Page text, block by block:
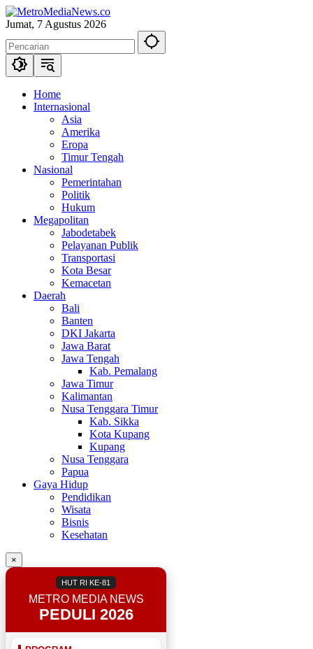
Langsung
ke
Jumat, 7 Agustus 2026
Home
Internasional
Asia
Amerika
Eropa
Timur Tengah
Nasional
Pemerintahan
Politik
Hukum
Megapolitan
Jabodetabek
Pelayanan Publik
Transportasi
Kota Besar
Kemacetan
Daerah
Bali
Banten
DKI Jakarta
Jawa Barat
Jawa Tengah
Kab. Pemalang
Jawa Timur
Kalimantan
Nusa Tenggara Timur
Kab. Sikka
Kota Kupang
Kupang
Nusa Tenggara
Papua
Gaya Hidup
Pendidikan
Wisata
Bisnis
Kesehatan
×
HUT RI KE-81
METRO MEDIA NEWS
PEDULI 2026